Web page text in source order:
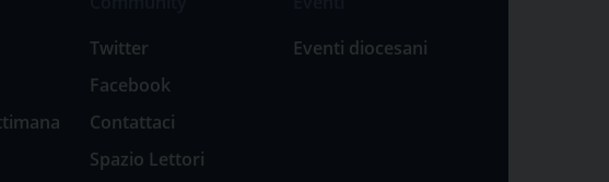
Twitter
Facebook
Contattaci
Spazio Lettori
Eventi diocesani